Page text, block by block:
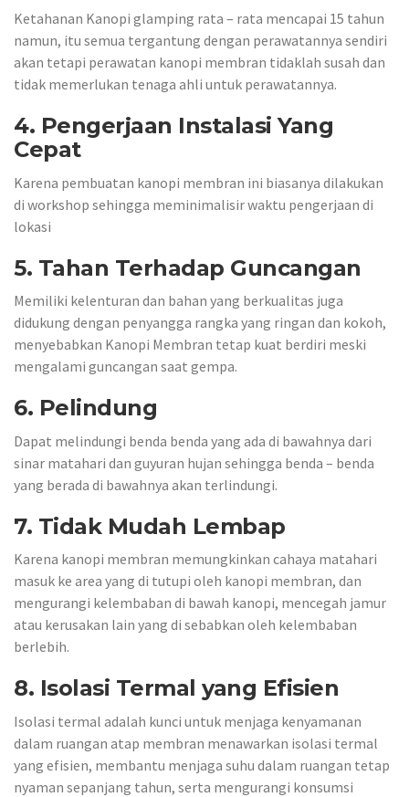
Ketahanan Kanopi glamping rata – rata mencapai 15 tahun
namun, itu semua tergantung dengan perawatannya sendiri
akan tetapi perawatan kanopi membran tidaklah susah dan
tidak memerlukan tenaga ahli untuk perawatannya.
4. Pengerjaan Instalasi Yang
Cepat
Karena pembuatan kanopi membran ini biasanya dilakukan
di workshop sehingga meminimalisir waktu pengerjaan di
lokasi
5. Tahan Terhadap Guncangan
Memiliki kelenturan dan bahan yang berkualitas juga
didukung dengan penyangga rangka yang ringan dan kokoh,
menyebabkan Kanopi Membran tetap kuat berdiri meski
mengalami guncangan saat gempa.
6. Pelindung
Dapat melindungi benda benda yang ada di bawahnya dari
sinar matahari dan guyuran hujan sehingga benda – benda
yang berada di bawahnya akan terlindungi.
7. Tidak Mudah Lembap
Karena kanopi membran memungkinkan cahaya matahari
masuk ke area yang di tutupi oleh kanopi membran, dan
mengurangi kelembaban di bawah kanopi, mencegah jamur
atau kerusakan lain yang di sebabkan oleh kelembaban
berlebih.
8. Isolasi Termal yang Efisien
Isolasi termal adalah kunci untuk menjaga kenyamanan
dalam ruangan atap membran menawarkan isolasi termal
yang efisien, membantu menjaga suhu dalam ruangan tetap
nyaman sepanjang tahun, serta mengurangi konsumsi